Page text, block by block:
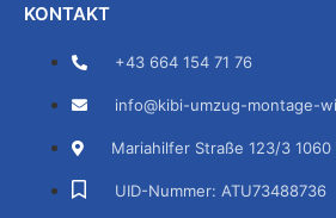
KONTAKT
+43 664 154 71 76
info@kibi-umzug-montage-
Mariahilfer Straße 123/3 1060
UID-Nummer: ATU73488736